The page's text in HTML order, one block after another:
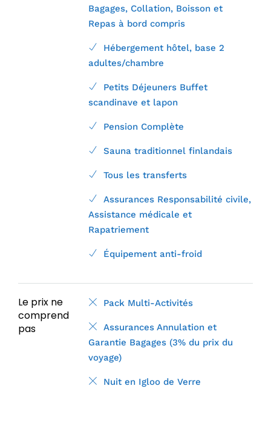
Bagages, Collation, Boisson et
Repas à bord compris
Hébergement hôtel, base 2
adultes/chambre
Petits Déjeuners Buffet
scandinave et lapon
Pension Complète
Sauna traditionnel finlandais
Tous les transferts
Assurances Responsabilité civile,
Assistance médicale et
Rapatriement
Équipement anti-froid
Le prix ne
comprend
pas
Pack Multi-Activités
Assurances Annulation et
Garantie Bagages (3% du prix du
voyage)
Nuit en Igloo de Verre